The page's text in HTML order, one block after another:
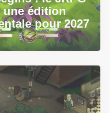
une édition
pour 2027